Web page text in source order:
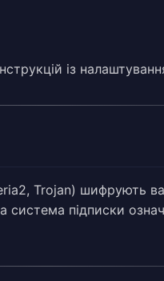
із
Trojan) шифрують
підписки